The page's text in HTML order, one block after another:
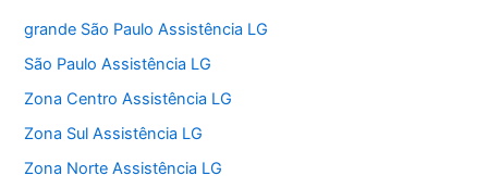
grande São Paulo Assistência LG
São Paulo Assistência LG
Zona Centro Assistência LG
Zona Sul Assistência LG
Zona Norte Assistência LG